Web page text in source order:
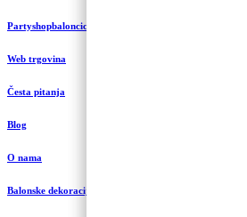
Partyshopbaloncic.hr
Web trgovina
Česta pitanja
Blog
O nama
Balonske dekoracije i uređenje